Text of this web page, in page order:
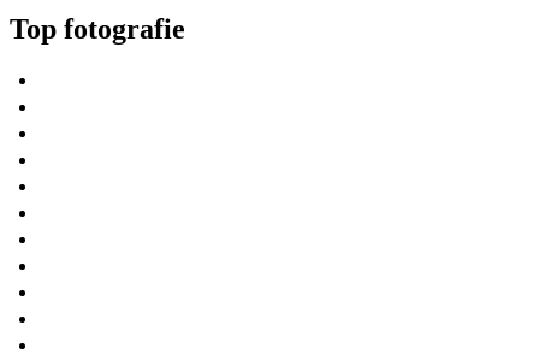
Top fotografie